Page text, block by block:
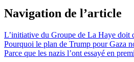
Navigation de l’article
L’initiative du Groupe de La Haye doit
Pourquoi le plan de Trump pour Gaza
Parce que les nazis l’ont essayé en